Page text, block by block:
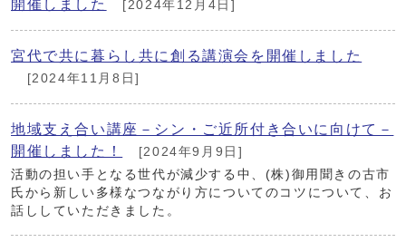
開催しました [2024年12月4日]
宮代で共に暮らし共に創る講演会を開催しました
[2024年11月8日]
地域支え合い講座－シン・ご近所付き合いに向けて－
開催しました！
[2024年9月9日]
活動の担い手となる世代が減少する中、(株)御用聞きの古市
氏から新しい多様なつながり方についてのコツについて、お
話ししていただきました。